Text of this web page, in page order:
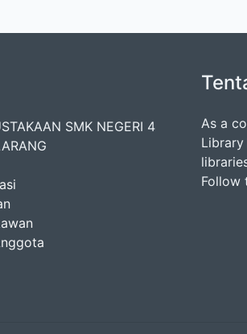
SMK NEGERI 4
As a
Follow